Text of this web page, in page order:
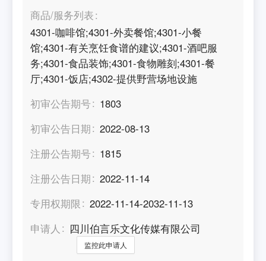
商品/服务列表
4301-咖啡馆;4301-外卖餐馆;4301-小餐
馆;4301-有关烹饪食谱的建议;4301-酒吧服
务;4301-食品装饰;4301-食物雕刻;4301-餐
厅;4301-饭店;4302-提供野营场地设施
初审公告期号
1803
初审公告日期
2022-08-13
注册公告期号
1815
注册公告日期
2022-11-14
专用权期限
2022-11-14-2032-11-13
申请人
四川伯言乐文化传媒有限公司
监控此申请人